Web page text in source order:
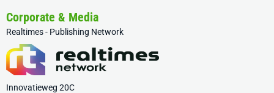
Corporate & Media
Realtimes - Publishing Network
Innovatieweg 20C